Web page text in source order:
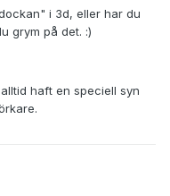
i 3d, eller har du
grym på det. :)
haft en speciell syn